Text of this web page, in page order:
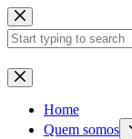
Pular
para
o
Home
Quem somos